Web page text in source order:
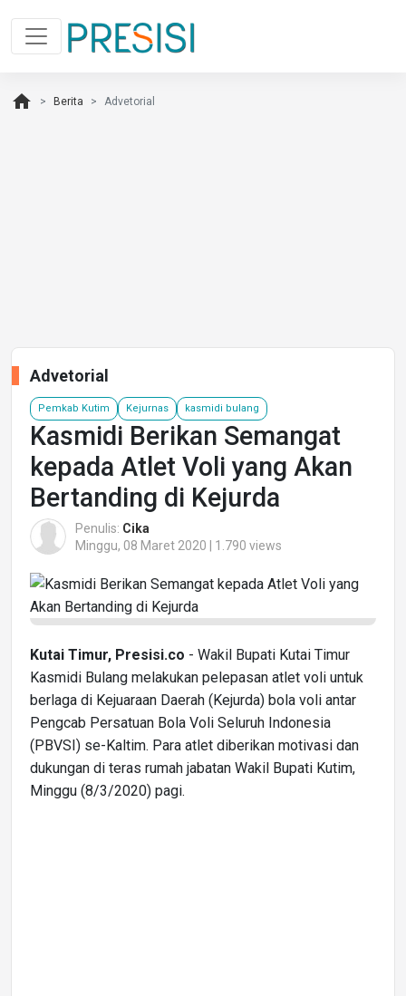
home Berita Advetorial
Advetorial
Pemkab Kutim Kejurnas kasmidi bulang
Kasmidi Berikan Semangat
kepada Atlet Voli yang Akan
Bertanding di Kejurda
Penulis: Cika
Minggu, 08 Maret 2020 | 1.790 views
Kutai Timur, Presisi.co - Wakil Bupati Kutai Timur
Kasmidi Bulang melakukan pelepasan atlet voli untuk
berlaga di Kejuaraan Daerah (Kejurda) bola voli antar
Pengcab Persatuan Bola Voli Seluruh Indonesia
(PBVSI) se-Kaltim. Para atlet diberikan motivasi dan
dukungan di teras rumah jabatan Wakil Bupati Kutim,
Minggu (8/3/2020) pagi.